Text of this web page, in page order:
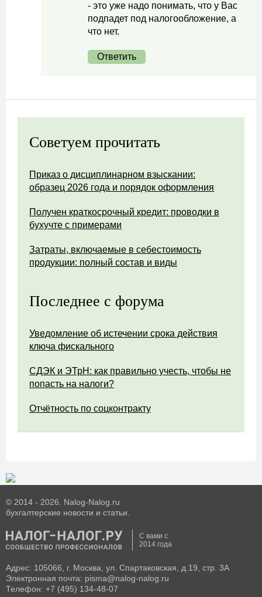
- это уже надо понимать, что у Вас
подпадет под налогообложение, а
что нет.
Ответить
Советуем прочитать
Приказ о дисциплинарном взыскании:
образец 2026 года и порядок оформления
Получен краткосрочный кредит: проводки в
бухучте с примерами
Затраты, включаемые в себестоимость
продукции: полный состав и виды
Последнее с форума
Уведомление об истечении срока действия
ключа фискального
СДЭК и ЭТрН: как правильно учесть, чтобы не
попасть на налоги?
Отчётность по соцконтракту
© 2014 - 2026. Nalog-Nalog.ru
бухгалтерские новости и статьи.
С вами с
2014 года
Адрес: 105066, г. Москва, ул. Спартаковская, д.19, стр. 3А
Электронная почта: pisma@nalog-nalog.ru
Телефон: +7 (495) 134-48-07